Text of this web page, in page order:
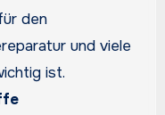
den
und viele
ist.